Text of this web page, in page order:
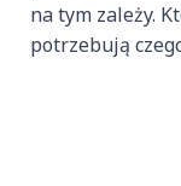
na tym zależy.
potrzebują